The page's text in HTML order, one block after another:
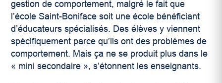
gestion de comportement, malgré le fait que
l’école Saint-Boniface soit une école bénéficiant
d’éducateurs spécialisés. Des élèves y viennent
spécifiquement parce qu’ils ont des problèmes de
comportement. Mais ça ne se produit plus dans le
« mini secondaire », s’étonnent les enseignants.